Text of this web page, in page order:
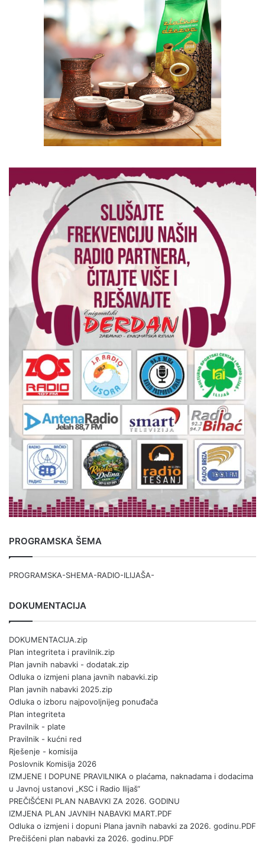
PROGRAMSKA ŠEMA
PROGRAMSKA-SHEMA-RADIO-ILIJAŠA-
DOKUMENTACIJA
DOKUMENTACIJA.zip
Plan integriteta i pravilnik.zip
Plan javnih nabavki - dodatak.zip
Odluka o izmjeni plana javnih nabavki.zip
Plan javnih nabavki 2025.zip
Odluka o izboru najpovoljnijeg ponuđača
Plan integriteta
Pravilnik - plate
Pravilnik - kućni red
Rješenje - komisija
Poslovnik Komisija 2026
IZMJENE I DOPUNE PRAVILNIKA o plaćama, naknadama i dodacima
u Javnoj ustanovi „KSC i Radio Ilijaš“
PREČIŠĆENI PLAN NABAVKI ZA 2026. GODINU
IZMJENA PLAN JAVNIH NABAVKI MART.PDF
Odluka o izmjeni i dopuni Plana javnih nabavki za 2026. godinu.PDF
Prečišćeni plan nabavki za 2026. godinu.PDF